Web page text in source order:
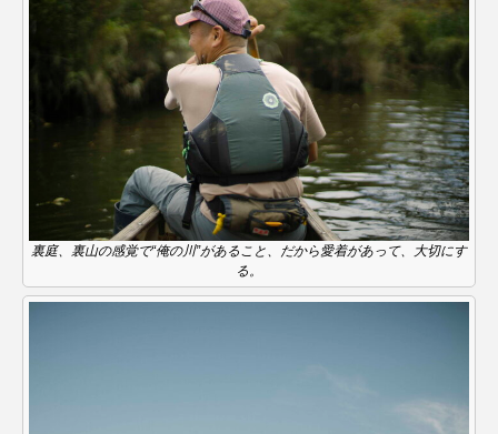
裏庭、裏山の感覚で“俺の川”があること、だから愛着があって、大切にす
る。